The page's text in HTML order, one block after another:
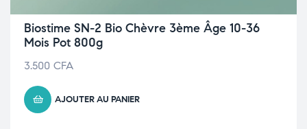
Biostime SN-2 Bio Chèvre 3ème Âge 10-36
Mois Pot 800g
3.500 CFA
AJOUTER AU PANIER